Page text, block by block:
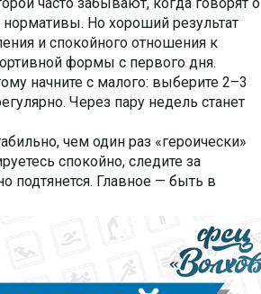
Но хороший результат
и спокойного отношения к
формы с первого дня.
начните с малого: выберите 2–3
Через пару недель станет
чем один раз «героически»
спокойно, следите за
подтянется. Главное — быть в